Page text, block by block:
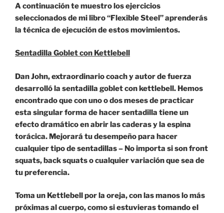
A continuación te muestro los ejercicios
seleccionados de mi libro “Flexible Steel” aprenderás
la técnica de ejecución de estos movimientos.
Sentadilla Goblet con Kettlebell
Dan John, extraordinario coach y autor de fuerza
desarrolló la sentadilla goblet con kettlebell. Hemos
encontrado que con uno o dos meses de practicar
esta singular forma de hacer sentadilla tiene un
efecto dramático en abrir las caderas y la espina
torácica. Mejorará tu desempeño para hacer
cualquier tipo de sentadillas – No importa si son front
squats, back squats o cualquier variación que sea de
tu preferencia.
Toma un Kettlebell por la oreja, con las manos lo más
próximas al cuerpo, como si estuvieras tomando el